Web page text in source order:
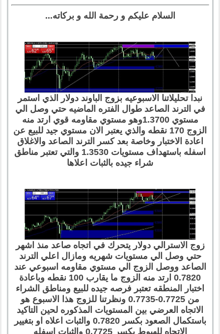
السلام عليكم و رحمة الله و بركاته...
نبدا تحليلاتنا الاسبوعيه بزوج الباوند دولار الذي استمر
في الترند الصاعد طوال الفتره الماضيه حتي وصل الي
مستوي 1.3700وهو مستوي مقاومه قوي ارتد منه
الزوج 170 نقطه والذي يعتبر الان مستوي جيد للبيع عن
اعادة الاختبار وخاصة بعد كسر الترند الصاعد والاغلاق
اسفله باستهداف مستويات 1.3530 والتي تعتبر مناطق
شراء جيده بالثبات اعلاها
زوج الاسترالي دولار يتحرك في اتجاه صاعد منذ اشهر
حتي وصل الي مستويات شهريه ومازال اعلي الترند
الصاعد ووصل الزوج الي مستوي مقاومه اسبوعي عند
0.7820 ارتد منه الزوج ما يقارب 100 نقطه وباعادة
اختبار المنطقه تعتبر فرصه جيده للبيع ومناطق الشراء
من 0.7725-0.7735 ونظرتنا للزوج هذا الاسبوع هو
الاتجاه العرضي بين المستويات المذكوره لحين التاكيد
باستكمال الصعود بكسر 0.7820 والثبات اعلاه او بتغيير
الاتجاه للهبوط بكسر 0.7725 والثبات اسفله